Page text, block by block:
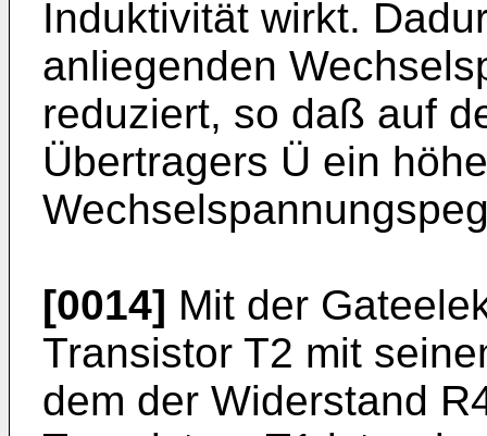
Induktivität wirkt.
anliegenden
reduziert, so daß auf
Übertragers Ü ein
[0014] Mit der
Transistor T2 mit
dem der Widerstand